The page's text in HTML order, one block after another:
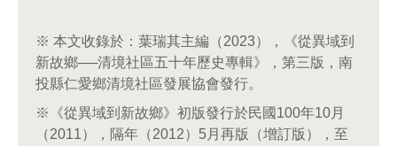
※ 本文收錄於：葉瑞其主編（2023），《從異域到
新故鄉──清境社區五十年歷史專輯》，第三版，南
投縣仁愛鄉清境社區發展協會發行。
※《從異域到新故鄉》初版發行於民國100年10月
（2011），隔年（2012）5月再版（增訂版），至